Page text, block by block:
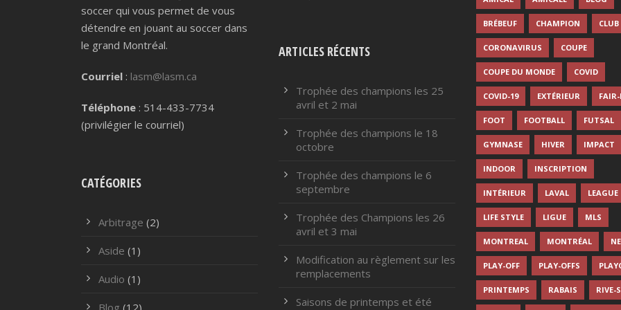
page
du
produit
soccer qui vous permet de vous
détendre en jouant au soccer dans
le grand Montréal.
Courriel : lasm@lasm.ca
Téléphone : 514-433-7734
(privilégier le courriel)
CATÉGORIES
Arbitrage (2)
Aside (1)
Audio (1)
ARTICLES RÉCENTS
Trophée des champions les 25
avril et 2 mai
Trophée des champions le 18
octobre
Trophée des champions le 6
septembre
Trophée des Champions les 26
avril et 3 mai
Modification au règlement sur les
remplacements
Saisons de printemps et été
BRÉBEUF CHAMPION CLUB
CORONAVIRUS COUPE
COUPE DU MONDE COVID
COVID-19 EXTÉRIEUR
FOOT FOOTBALL FUTSAL
GYMNASE HIVER IMPACT
INDOOR INSCRIPTION
INTÉRIEUR LAVAL LEAGUE
LIFE STYLE LIGUE MLS
MONTREAL MONTRÉAL
PLAY-OFF PLAY-OFFS
PRINTEMPS RABAIS RIVE-